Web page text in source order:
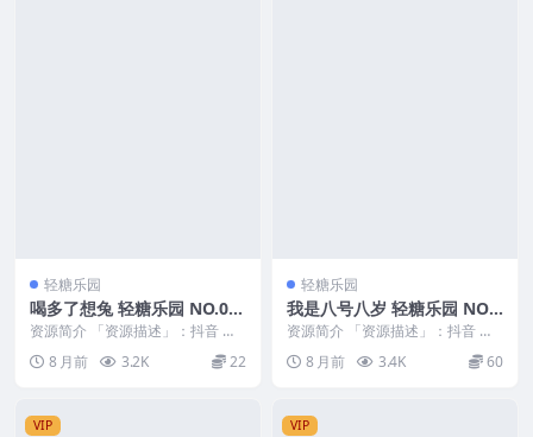
轻糖乐园
喝多了想兔 轻糖乐园 NO.00
2期 最新至：2025.11.15
资源简介 「资源描述」：抖音 喝
多了想兔 轻糖乐园 NO.002期 【4
0P】最...
8 月前 3.2K 22
轻糖乐园
我是八号八岁 轻糖乐园 NO.0
08期 最新至：2025.12.16
资源简介 「资源描述」：抖音 我
是八号八岁 轻糖乐园 NO.008期
【18P】...
8 月前 3.4K 60
VIP VIP